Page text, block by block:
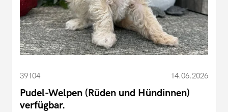
39104 14.06.2026
Pudel-Welpen (Rüden und Hündinnen)
verfügbar.